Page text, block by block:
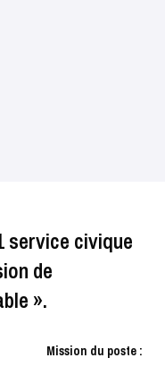
service civique
de
».
Mission du poste :